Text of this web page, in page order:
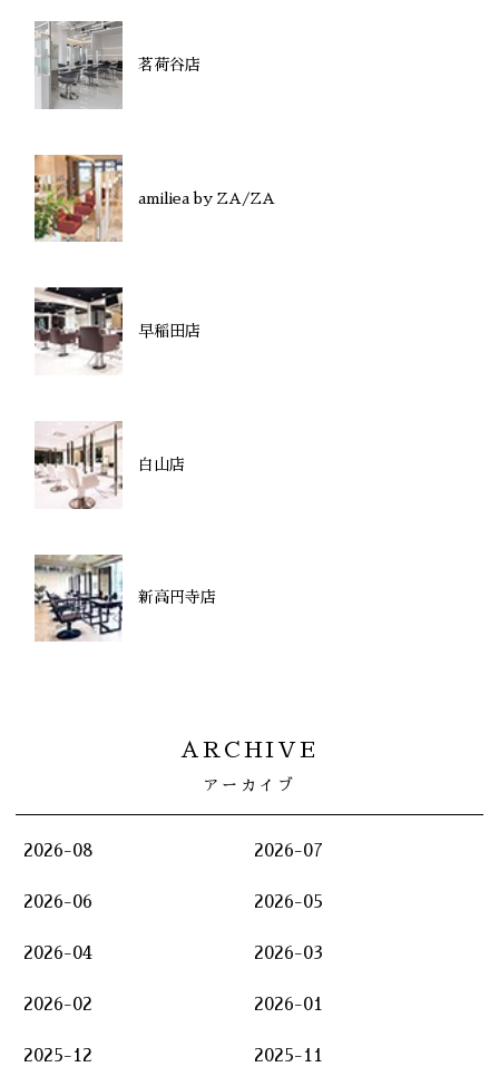
茗荷谷店
amiliea by ZA/ZA
早稲田店
白山店
新高円寺店
ARCHIVE
アーカイブ
2026-08 2026-07
2026-06 2026-05
2026-04 2026-03
2026-02 2026-01
2025-12 2025-11